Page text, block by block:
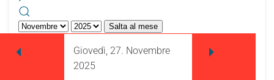
Salta al mese
Giovedì, 27. Novembre
2025